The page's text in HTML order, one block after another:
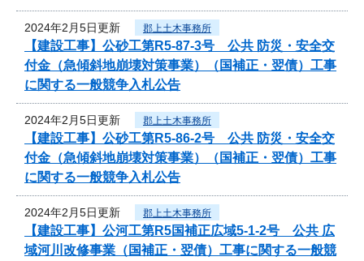
2024年2月5日更新 郡上土木事務所
【建設工事】公砂工第R5-87-3号 公共 防災・安全交
付金（急傾斜地崩壊対策事業）（国補正・翌債）工事
に関する一般競争入札公告
2024年2月5日更新 郡上土木事務所
【建設工事】公砂工第R5-86-2号 公共 防災・安全交
付金（急傾斜地崩壊対策事業）（国補正・翌債）工事
に関する一般競争入札公告
2024年2月5日更新 郡上土木事務所
【建設工事】公河工第R5国補正広域5-1-2号 公共 広
域河川改修事業（国補正・翌債）工事に関する一般競